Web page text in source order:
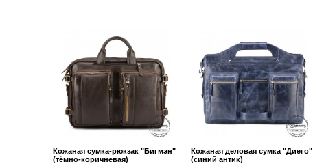
Кожаная сумка-рюкзак "Бигмэн"
(тёмно-коричневая)
Кожаная деловая сумка "Диего"
(синий антик)